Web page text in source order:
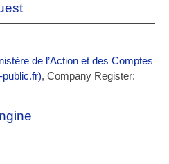
de l’Action et des Comptes
, Company Register: